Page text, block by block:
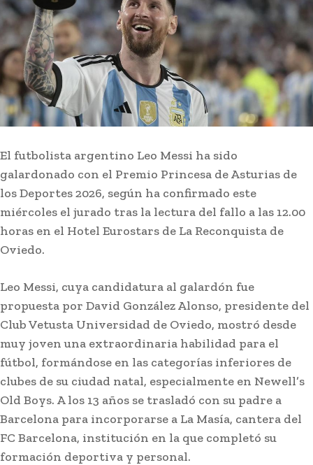
El futbolista argentino Leo Messi ha sido
galardonado con el Premio Princesa de Asturias de
los Deportes 2026, según ha confirmado este
miércoles el jurado tras la lectura del fallo a las 12.00
horas en el Hotel Eurostars de La Reconquista de
Oviedo.
Leo Messi, cuya candidatura al galardón fue
propuesta por David González Alonso, presidente del
Club Vetusta Universidad de Oviedo, mostró desde
muy joven una extraordinaria habilidad para el
fútbol, formándose en las categorías inferiores de
clubes de su ciudad natal, especialmente en Newell’s
Old Boys. A los 13 años se trasladó con su padre a
Barcelona para incorporarse a La Masía, cantera del
FC Barcelona, institución en la que completó su
formación deportiva y personal.